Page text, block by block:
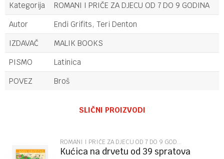
Kategorija
ROMANI I PRIČE ZA DJECU OD 7 DO 9 GODINA
Autor
Endi Grifits, Teri Denton
IZDAVAČ
MALIK BOOKS
PISMO
Latinica
POVEZ
Broš
SLIČNI PROIZVODI
ROMANI I PRIČE ZA DJECU OD 7 DO 9 GODINA
Kućica na drvetu od 39 spratova